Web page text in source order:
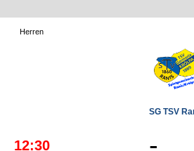
Herren
SG TSV
12:30 -